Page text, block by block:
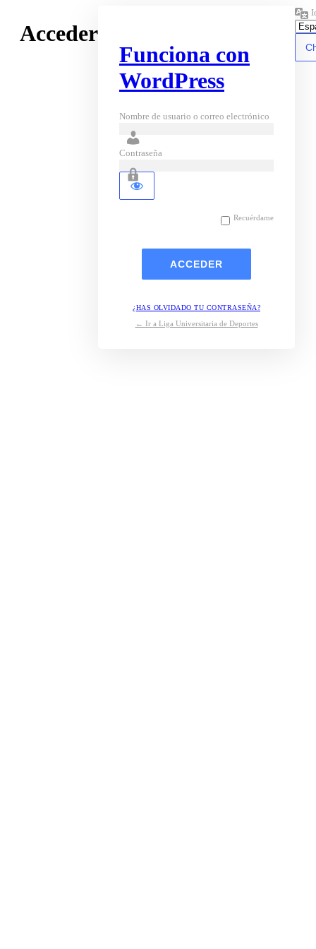
Acceder
Funciona con
WordPress
Nombre de usuario o correo electrónico
Contraseña
Recuérdame
¿HAS OLVIDADO TU CONTRASEÑA?
← Ir a Liga Universitaria de Deportes